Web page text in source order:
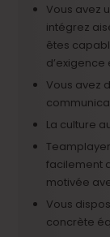
Vous avez
intégrez
êtes
Vous avez
La culture
facilement
motivée
Vous
concrète